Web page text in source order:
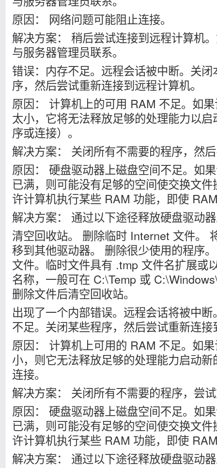
原因： 网络问题可能阻止连接。
解决方案： 稍后尝试连接到远程计算机
与服务器管理员联系。
错误：内存不足。远程会话被中断。关
序，然后尝试重新连接到远程计算机。
原因： 计算机上的可用 RAM 不足。如
太小，它将无法释放足够的处理能力以
序或连接）。
解决方案： 关闭所有不需要的程序，然
原因： 硬盘驱动器上磁盘空间不足。如
已满，则可能没有足够的空间使交换文
许计算机执行某些 RAM 功能，即使
解决方案： 通过以下途径释放硬盘驱动
清空回收站。 删除临时 Internet 文件。
移到其他驱动器。 删除很少使用的程序
文件。临时文件具有 .tmp 文件名扩展或
名称，一般可在 C:\Temp 或
删除文件后清空回收站。
出现了一个内部错误。远程会话将被中
不足。关闭某些程序，然后尝试重新连
原因： 计算机上可用的 RAM 不足。如
小，则它无法释放足够的处理能力启动
连接。
解决方案： 关闭所有不需要的程序，尝
原因： 硬盘驱动器上磁盘空间不足。如
已满，则可能没有足够的空间使交换文
许计算机执行某些 RAM 功能，即使
解决方案： 通过以下途径释放硬盘驱动